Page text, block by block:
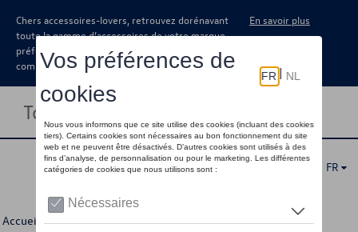
Chers accessoires-lovers, retrouvez dorénavant
toute la gamme d’accessoires de votre marque
préférée sous forme de catalogue à
commander auprès de votre concessionaire.
En savoir plus
Toggle navigation
FR
Accueil >Catalogue Volkswagen >Jantes et roues